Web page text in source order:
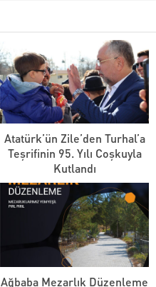
Atatürk’ün Zile’den Turhal’a
Teşrifinin 95. Yılı Coşkuyla
Kutlandı
Ağbaba Mezarlık Düzenleme